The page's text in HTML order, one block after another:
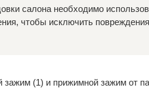
салона необходимо
чтобы исключить
(1) и прижимной зажим от